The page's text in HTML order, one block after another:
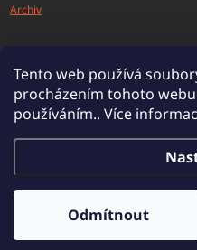
Tento web používá
procházením tohoto
používáním.. Více
Odmítnout
Archiv
Copyright 2026PanDatel.